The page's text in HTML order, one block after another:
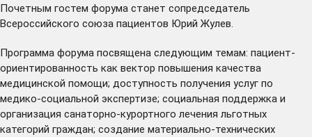
Почетным гостем форума станет сопредседатель
Всероссийского союза пациентов Юрий Жулев.
Программа форума посвящена следующим темам: пациент-
ориентированность как вектор повышения качества
медицинской помощи; доступность получения услуг по
медико-социальной экспертизе; социальная поддержка и
организация санаторно-курортного лечения льготных
категорий граждан; создание материально-технических